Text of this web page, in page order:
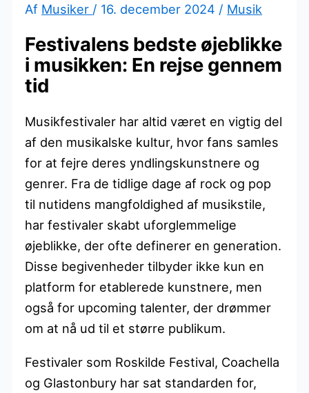
Af Musiker / 16. december 2024 / Musik
Festivalens bedste øjeblikke
i musikken: En rejse gennem
tid
Musikfestivaler har altid været en vigtig del
af den musikalske kultur, hvor fans samles
for at fejre deres yndlingskunstnere og
genrer. Fra de tidlige dage af rock og pop
til nutidens mangfoldighed af musikstile,
har festivaler skabt uforglemmelige
øjeblikke, der ofte definerer en generation.
Disse begivenheder tilbyder ikke kun en
platform for etablerede kunstnere, men
også for upcoming talenter, der drømmer
om at nå ud til et større publikum.
Festivaler som Roskilde Festival, Coachella
og Glastonbury har sat standarden for,